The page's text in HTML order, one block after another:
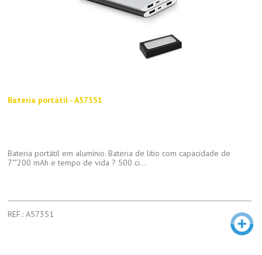
Bateria portátil - A57351
Bateria portátil em alumínio. Bateria de lítio com capacidade de
7""200 mAh e tempo de vida ? 500 ci...
REF.: A57351